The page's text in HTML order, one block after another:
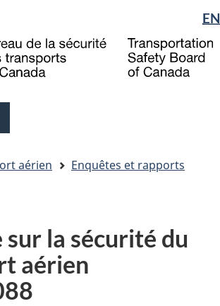
to
main
to
"About
government"
à
la
EN
menus
aérien
Enquêtes et rapports
sur la sécurité du
aérien